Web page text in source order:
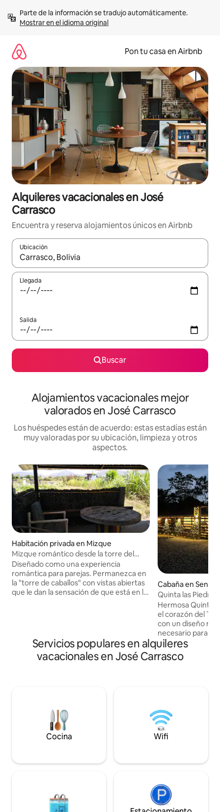
contenidoMostrar en el idioma original
Pon tu casa en Airbnb
Alquileres vacacionales en José
Carrasco
Encuentra y reserva alojamientos únicos en Airbnb
Ubicación
Cuando los resultados estén disponibles, navega con las
Llegada
Salida
Buscar
Alojamientos vacacionales mejor
valorados en José Carrasco
Los huéspedes están de acuerdo: estas estadías están
muy valoradas por su ubicación, limpieza y otros
aspectos.
Habitación privada en Mizque
Mizque romántico desde la torre del
caballo
Diseñado como una experiencia
romántica para parejas. Permanezca en
la "torre de caballos" con vistas abiertas
que le dan la sensación de que está en la
nadar. Mizque es un lugar especial,
bonita plaza y uno de los mercados más
limpios de Bolivia. Grandes productos
Cabaña en Senda
Quinta las
Hermosa Quinta
el corazón del
con un diseño
necesario para
placentera
verde lleno de
tener un
naturaleza.
Servicios populares en alquileres
vacacionales en José Carrasco
Cocina Wifi